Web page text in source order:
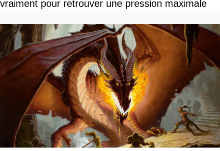
vraiment pour retrouver une pression maximale